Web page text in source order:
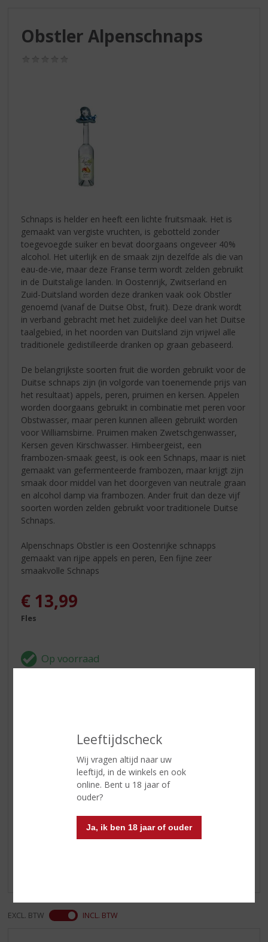
Leeftijdscheck
Wij vragen altijd naar uw
leeftijd, in de winkels en ook
online. Bent u 18 jaar of
ouder?
Ja, ik ben 18 jaar of ouder
Obstler Alpenschnaps
Schnaps is helder en heeft een lichte fruitsmaak. Het is
gemaakt van vergiste vruchten, is gebotteld zonder
toegevoegde suiker en bevat doorgaans ongeveer 40%
alcohol. Het uiterlijk en de smaak zijn dezelfde als die van
eau-de-vie, maar deze Franse term wordt zelden gebruikt
in de Duitstalige landen. In Oostenrijk, Zwitserland en
Zuid-Duitsland worden deze dranken vaak ook Obstler
genoemd (vanaf de Duitse Obst, fruit). Deze drank wordt
in verband gebracht met het zuidelijke deel van het Duitse
taalgebied, in het noorden van Duitsland zijn vrijwel alle
traditionele gedistilleerde dranken op graan gebaseerd.
De belangrijkste soorten fruit die worden gebruikt voor de
Duitse schnaps zijn (in volgorde van toenemende prijs van
het resultaat) appels, peren, pruimen en kersen. Appelen
worden doorgaans gebruikt in combinatie met peren voor
Obstwasser, maar peren kunnen alleen gebruikt worden
voor Williamsbirne. Pruimen maken Zwetschgenwasser,
Kersen geven Kirschwasser. Himbeergeist, een
frambozen-smaak geest, is ook een Schnaps, maar is niet
gemaakt van gefermenteerde frambozen, maar krijgt zijn
smaak door middel van het doorgeven van neutrale graan
en alcohol damp via frambozen. Ander fruit dan deze vijf
soorten worden zelden gebruikt voor traditionele Duitse
Schnaps.
Alpenschnaps Obstler is een Oostenrijke schnapps
gemaakt van rijpe appels en peren, Een fijne zeer
smaakvolle Schnaps
€ 13,99
Fles
Land van Herkomst
Nederland
50 CL
Alcoholpercentage
38% vol
Reviews
EXCL. BTW INCL. BTW